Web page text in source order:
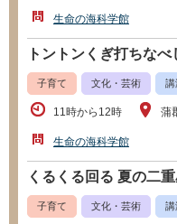
生命の海科学館
トントンくぎ打ちなべ
子育て 文化・芸術 講
11時から12時 蒲
生命の海科学館
くるくる回る 夏の二
子育て 文化・芸術 講